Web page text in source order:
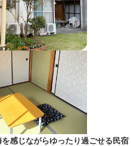
感じながらゆったり過ごせる民宿